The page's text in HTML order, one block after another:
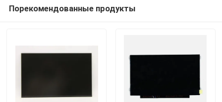
Порекомендованные продукты